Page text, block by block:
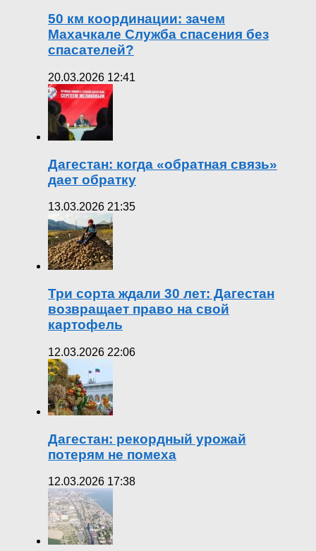
50 км координации: зачем
Махачкале Служба спасения без
спасателей?
20.03.2026 12:41
Дагестан: когда «обратная связь»
дает обратку
13.03.2026 21:35
Три сорта ждали 30 лет: Дагестан
возвращает право на свой
картофель
12.03.2026 22:06
Дагестан: рекордный урожай
потерям не помеха
12.03.2026 17:38